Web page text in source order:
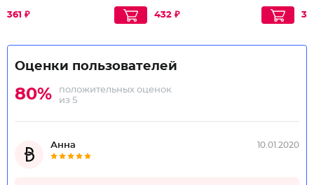
361 ₽ 432 ₽
Оценки пользователей
80%
положительных оценок
из 5
Анна 10.01.2020